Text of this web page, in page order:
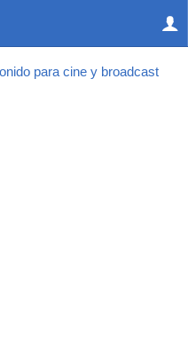
para cine y broadcast